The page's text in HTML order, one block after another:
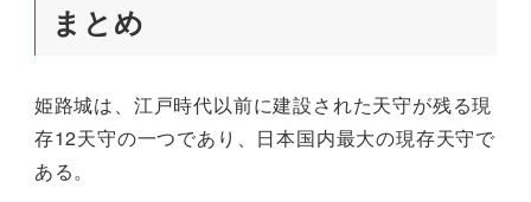
まとめ
姫路城は、江戸時代以前に建設された天守が残る現
存12天守の一つであり、日本国内最大の現存天守で
ある。